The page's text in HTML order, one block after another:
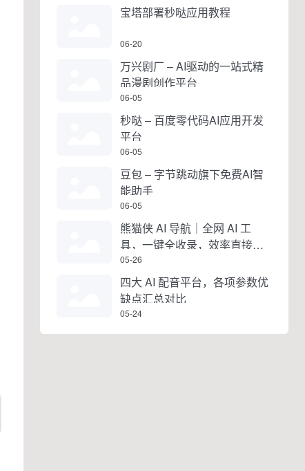
宝塔部署秒哒应用教程
06-20
万兴剧厂 – AI驱动的一站式精
品漫剧创作平台
06-05
秒哒 – 百度零代码AI应用开发
平台
06-05
豆包 – 字节跳动旗下免费AI智
能助手
06-05
熊猫侠 AI 导航｜全网 AI 工
具，一键全收录，效率直接拉
满
05-26
四大 AI 配音平台，各项参数优
缺点汇总对比
05-24